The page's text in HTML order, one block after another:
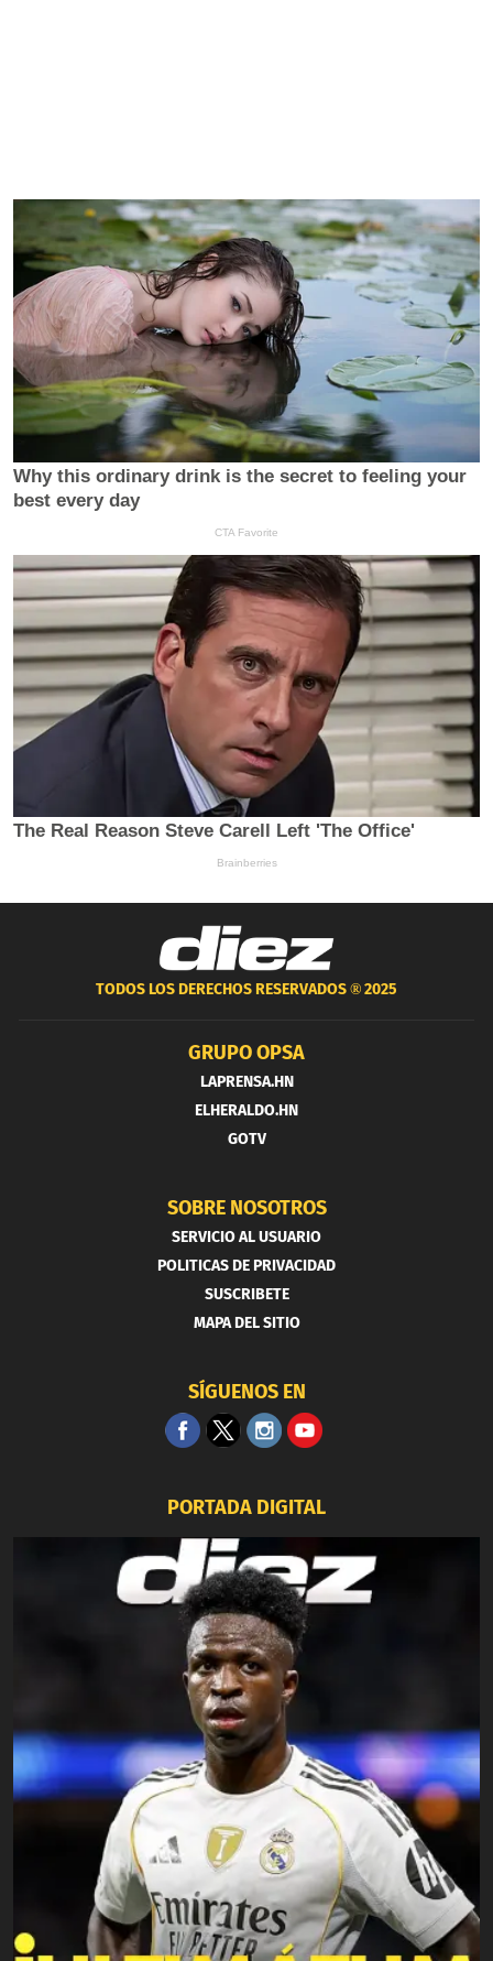
TODOS LOS DERECHOS RESERVADOS ®2025
GRUPO OPSA
LAPRENSA.HN
ELHERALDO.HN
GOTV
SOBRE NOSOTROS
SERVICIO AL USUARIO
POLITICAS DE PRIVACIDAD
SUSCRIBETE
MAPA DEL SITIO
SÍGUENOS EN
PORTADA DIGITAL